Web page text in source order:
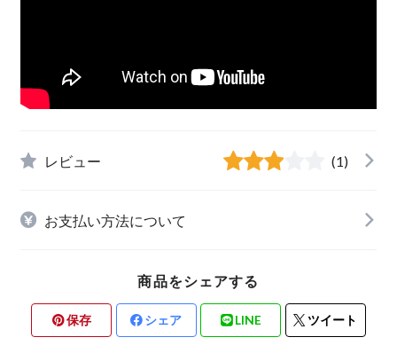
レビュー (1)
お支払い方法について
商品をシェアする
保存 シェア LINE ツイート